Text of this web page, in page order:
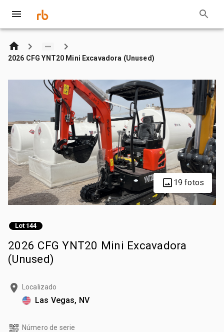
2026 CFG YNT20 Mini Excavadora (Unused)
19 fotos
Lot 144
2026 CFG YNT20 Mini Excavadora
(Unused)
Localizado
Las Vegas, NV
Número de serie